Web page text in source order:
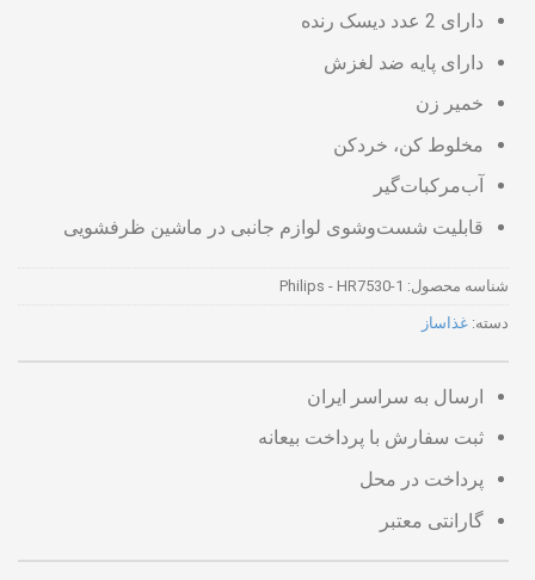
دارای 2 عدد دیسک رنده
دارای پایه ضد لغزش
خمیر زن
مخلوط کن، خردکن
آب‌مرکبات‌گیر
قابلیت شست‌وشوی لوازم جانبی در ماشین ظرفشویی
شناسه محصول: Philips - HR7530-1
دسته: غذاساز
ارسال به سراسر ایران
ثبت سفارش با پرداخت بیعانه
پرداخت در محل
گارانتی معتبر